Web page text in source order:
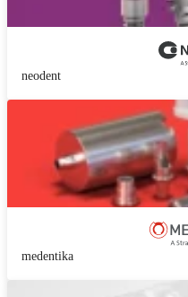
neodent
medentika